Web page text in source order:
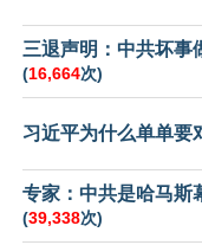
三退声明：中共坏事
(16,664次)
习近平为什么单单要
专家：中共是哈马斯
(39,338次)